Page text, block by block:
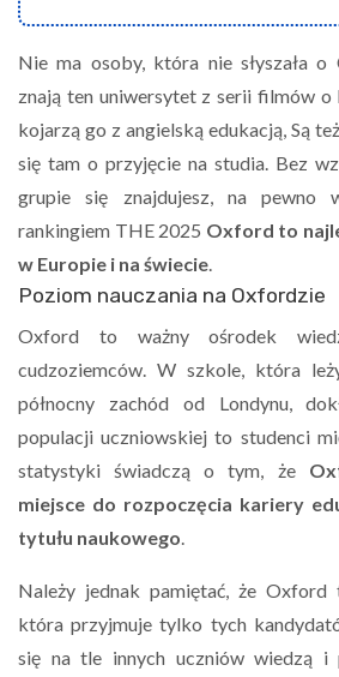
Nie ma osoby, która nie słyszała
znają ten uniwersytet z serii filmów
kojarzą go z angielską edukacją, Są
się tam o przyjęcie na studia. Bez
grupie się znajdujesz, na pewno
rankingiem THE 2025 Oxford to
w Europie i na świecie
Poziom nauczania na Oxfordzie
Oxford to ważny ośrodek
cudzoziemców. W szkole, która
północny zachód od Londynu,
populacji uczniowskiej to studenci
statystyki świadczą o tym, że
miejsce do rozpoczęcia kariery
tytułu naukowego
Należy jednak pamiętać, że Oxford
która przyjmuje tylko tych
się na tle innych uczniów wiedzą i